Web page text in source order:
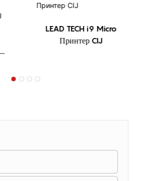
LEAD TECH i9 Micro
Принтер CIJ